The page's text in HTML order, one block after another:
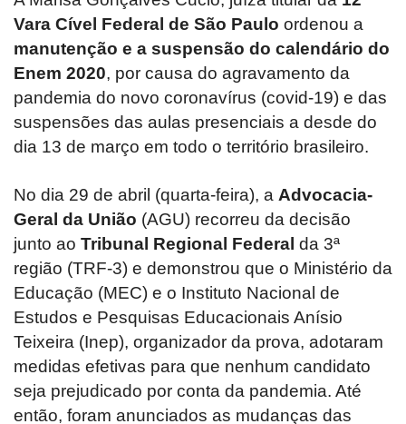
Vara Cível Federal de São Paulo ordenou a
manutenção e a suspensão do calendário do
Enem 2020, por causa do agravamento da
pandemia do novo coronavírus (covid-19) e das
suspensões das aulas presenciais a desde do
dia 13 de março em todo o território brasileiro.
No dia 29 de abril (quarta-feira), a Advocacia-
Geral da União (AGU) recorreu da decisão
junto ao Tribunal Regional Federal da 3ª
região (TRF-3) e demonstrou que o Ministério da
Educação (MEC) e o Instituto Nacional de
Estudos e Pesquisas Educacionais Anísio
Teixeira (Inep), organizador da prova, adotaram
medidas efetivas para que nenhum candidato
seja prejudicado por conta da pandemia. Até
então, foram anunciados as mudanças das